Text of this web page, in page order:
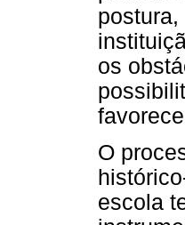
os
O
escola